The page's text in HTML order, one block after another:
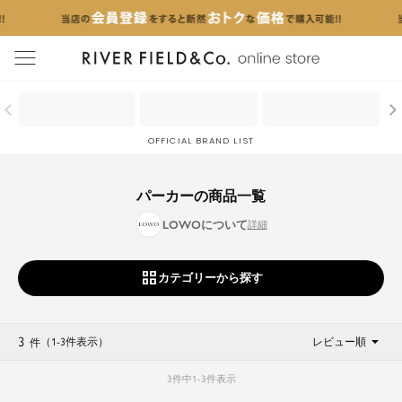
menu
OFFICIAL BRAND LIST
パーカーの商品一覧
LOWOについて
カテゴリーから探す
3 件 （1-3件表示） レビュー順
3件中1-3件表示